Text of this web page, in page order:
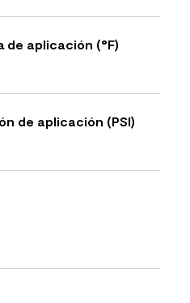
de aplicación (°F)
de aplicación (PSI)